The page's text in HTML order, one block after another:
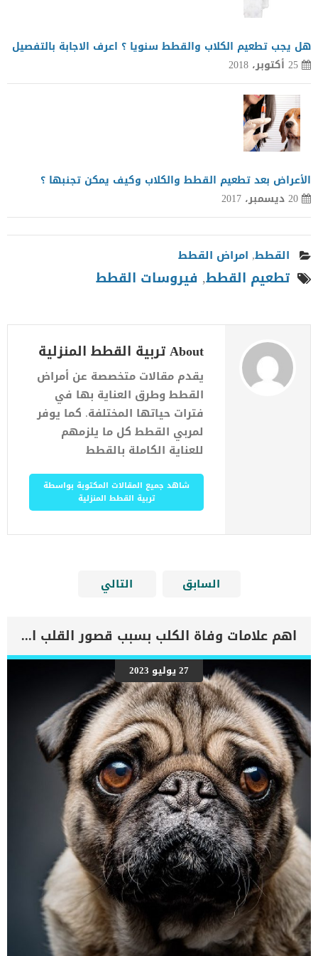
هل يجب تطعيم الكلاب والقطط سنويا ؟ اعرف الاجابة بالتفصيل
25 أكتوبر، 2018
الأعراض بعد تطعيم القطط والكلاب وكيف يمكن تجنبها ؟
20 ديسمبر، 2017
القطط, امراض القطط
تطعيم القطط, فيروسات القطط
About تربية القطط المنزلية
يقدم مقالات متخصصة عن أمراض
القطط وطرق العناية بها في
فترات حياتها المختلفة. كما يوفر
لمربي القطط كل ما يلزمهم
للعناية الكاملة بالقطط
شاهد جميع المقالات المكتوبة بواسطة
تربية القطط المنزلية
السابق التالي
اهم علامات وفاة الكلب بسبب قصور القلب الاحتقانى
27 يوليو 2023